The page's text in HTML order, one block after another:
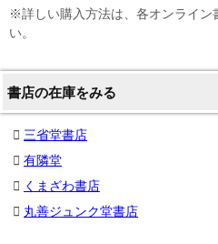
※詳しい購入方法は、各オンライン
い。
書店の在庫をみる
三省堂書店
有隣堂
くまざわ書店
丸善ジュンク堂書店